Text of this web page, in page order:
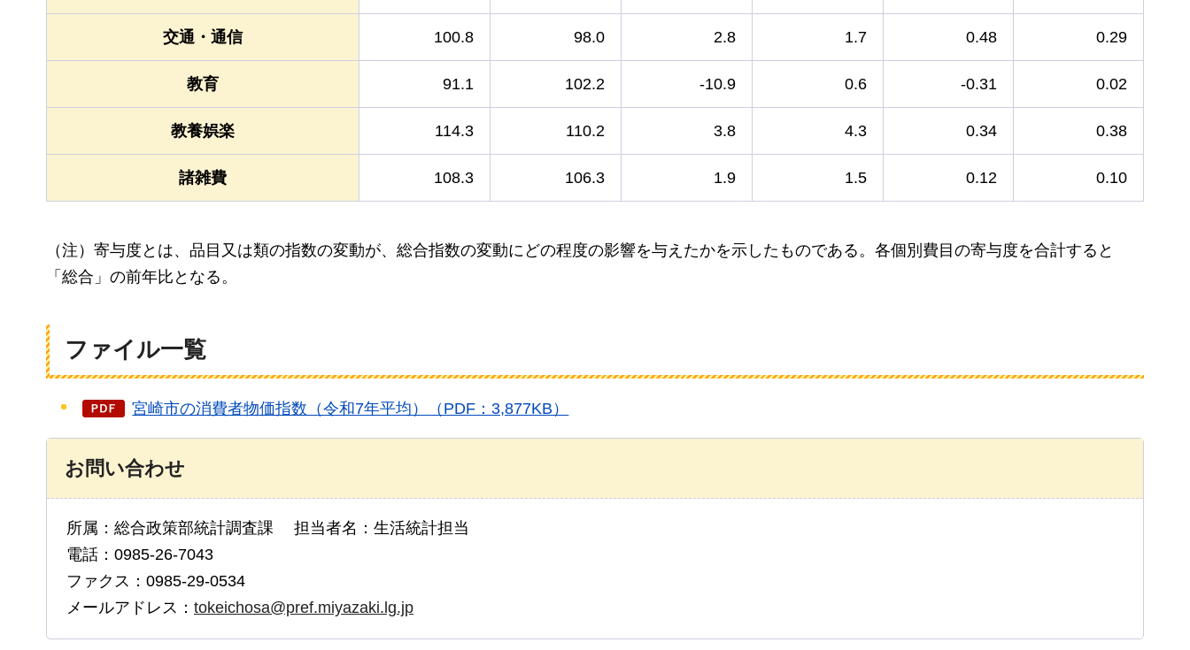
交通・通信 100.8 98.0 2.8 1.7 0.48 0.29
教育 91.1 102.2 -10.9 0.6 -0.31 0.02
教養娯楽 114.3 110.2 3.8 4.3 0.34 0.38
諸雑費 108.3 106.3 1.9 1.5 0.12 0.10
（注）寄与度とは、品目又は類の指数の変動が、総合指数の変動にどの程度の影響を与えたかを示したものである。各個別費目の寄与度を合計すると
「総合」の前年比となる。
ファイル一覧
宮崎市の消費者物価指数（令和7年平均）（PDF：3,877KB）
お問い合わせ
所属：総合政策部統計調査課 担当者名：生活統計担当
電話：0985-26-7043
ファクス：0985-29-0534
メールアドレス： tokeichosa@pref.miyazaki.lg.jp